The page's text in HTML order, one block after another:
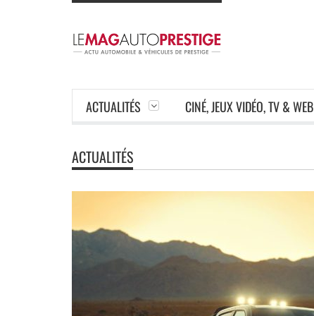
ACTUALITÉS CINÉ, JEUX VIDÉO, TV & WEB
ACTUALITÉS